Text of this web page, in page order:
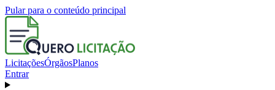
Pular para o conteúdo principal
LicitaçõesÓrgãosPlanos
Entrar